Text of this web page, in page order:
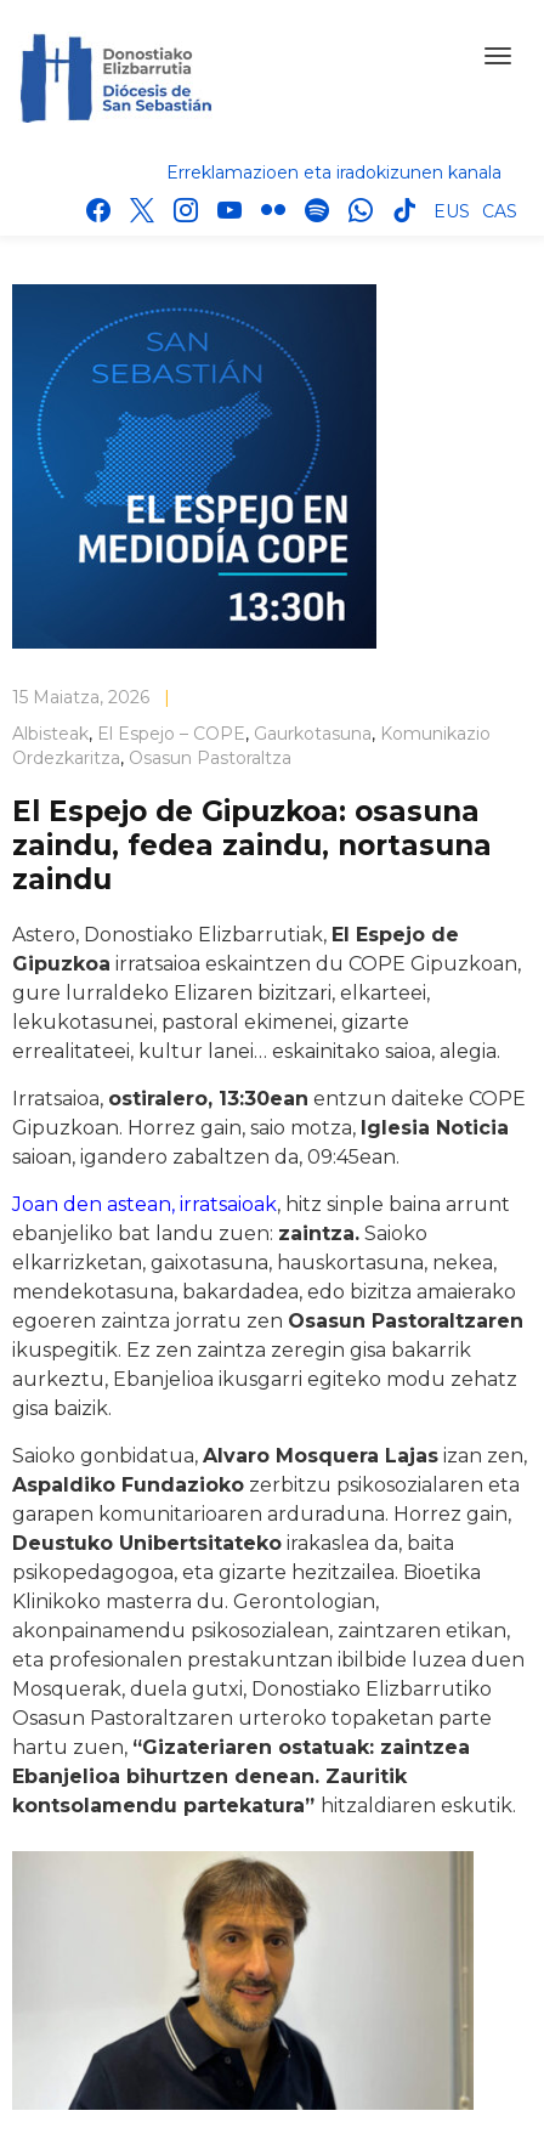
Erreklamazioen eta iradokizunen kanala
facebook
x instagram
youtube
flickr spotifywhatsapp
tik
EUS CAS
15 Maiatza, 2026
|
Albisteak, El Espejo – COPE, Gaurkotasuna, Komunikazio
Ordezkaritza, Osasun Pastoraltza
El Espejo de Gipuzkoa: osasuna
zaindu, fedea zaindu, nortasuna
zaindu
Astero, Donostiako Elizbarrutiak, El Espejo de
Gipuzkoa irratsaioa eskaintzen du COPE Gipuzkoan,
gure lurraldeko Elizaren bizitzari, elkarteei,
lekukotasunei, pastoral ekimenei, gizarte
errealitateei, kultur lanei… eskainitako saioa, alegia.
Irratsaioa, ostiralero, 13:30ean entzun daiteke COPE
Gipuzkoan. Horrez gain, saio motza, Iglesia Noticia
saioan, igandero zabaltzen da, 09:45ean.
Joan den astean, irratsaioak, hitz sinple baina arrunt
ebanjeliko bat landu zuen: zaintza. Saioko
elkarrizketan, gaixotasuna, hauskortasuna, nekea,
mendekotasuna, bakardadea, edo bizitza amaierako
egoeren zaintza jorratu zen Osasun Pastoraltzaren
ikuspegitik. Ez zen zaintza zeregin gisa bakarrik
aurkeztu, Ebanjelioa ikusgarri egiteko modu zehatz
gisa baizik.
Saioko gonbidatua, Alvaro Mosquera Lajas izan zen,
Aspaldiko Fundazioko zerbitzu psikosozialaren eta
garapen komunitarioaren arduraduna. Horrez gain,
Deustuko Unibertsitateko irakaslea da, baita
psikopedagogoa, eta gizarte hezitzailea. Bioetika
Klinikoko masterra du. Gerontologian,
akonpainamendu psikosozialean, zaintzaren etikan,
eta profesionalen prestakuntzan ibilbide luzea duen
Mosquerak, duela gutxi, Donostiako Elizbarrutiko
Osasun Pastoraltzaren urteroko topaketan parte
hartu zuen, “Gizateriaren ostatuak: zaintzea
Ebanjelioa bihurtzen denean. Zauritik
kontsolamendu partekatura” hitzaldiaren eskutik.